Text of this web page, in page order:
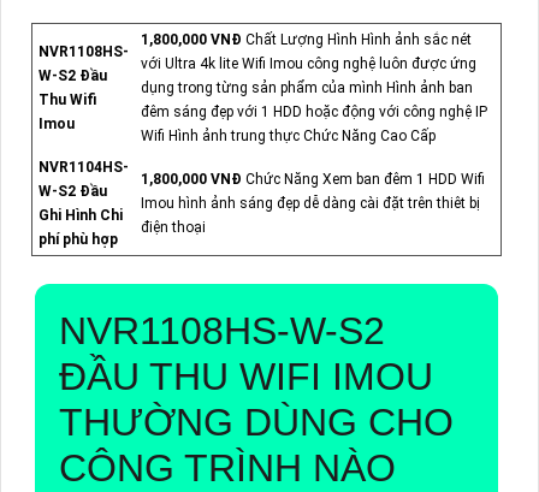
NVR1108HS-
W-S2 Đầu
Thu Wifi
Imou
1,800,000 VNĐ Chất Lượng Hình Hình ảnh sắc nét
với Ultra 4k lite Wifi Imou công nghệ luôn được ứng
dụng trong từng sản phẩm của mình Hình ảnh ban
đêm sáng đẹp với 1 HDD hoặc động với công nghệ IP
Wifi Hình ảnh trung thực Chức Năng Cao Cấp
NVR1104HS-
W-S2 Đầu
Ghi Hình Chi
phí phù hợp
1,800,000 VNĐ Chức Năng Xem ban đêm 1 HDD Wifi
Imou hình ảnh sáng đẹp dễ dàng cài đặt trên thiêt bị
điện thoại
NVR1108HS-W-S2
ĐẦU THU WIFI IMOU
THƯỜNG DÙNG CHO
CÔNG TRÌNH NÀO